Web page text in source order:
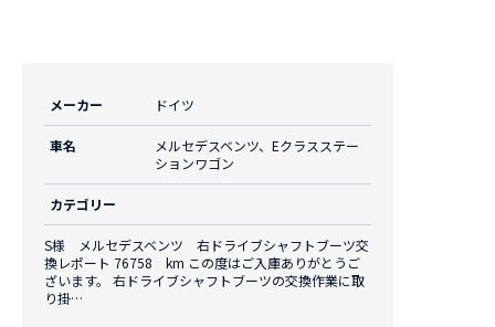
メーカー ドイツ
車名
メルセデスベンツ、Eクラスステー
ションワゴン
カテゴリー
S様 メルセデスベンツ 右ドライブシャフトブーツ交
換レポート 76758 km この度はご入庫ありがとうご
ざいます。 右ドライブシャフトブーツの交換作業に取
り掛…